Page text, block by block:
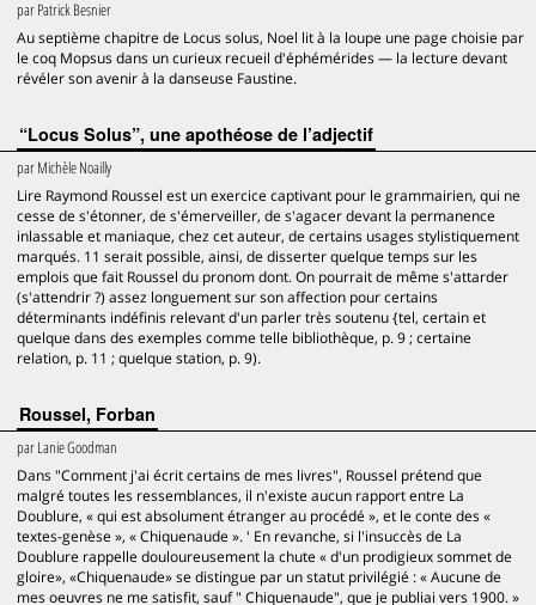
parPatrick Besnier
Au septième chapitre de Locus solus, Noel lit à la loupe une page choisie par
le coq Mopsus dans un curieux recueil d'éphémérides — la lecture devant
révéler son avenir à la danseuse Faustine.
“Locus Solus”, une apothéose de l’adjectif
parMichèle Noailly
Lire Raymond Roussel est un exercice captivant pour le grammairien, qui ne
cesse de s'étonner, de s'émerveiller, de s'agacer devant la permanence
inlassable et maniaque, chez cet auteur, de certains usages stylistiquement
marqués. 11 serait possible, ainsi, de disserter quelque temps sur les
emplois que fait Roussel du pronom dont. On pourrait de même s'attarder
(s'attendrir ?) assez longuement sur son affection pour certains
déterminants indéfinis relevant d'un parler très soutenu {tel, certain et
quelque dans des exemples comme telle bibliothèque, p. 9 ; certaine
relation, p. 11 ; quelque station, p. 9).
Roussel, Forban
parLanie Goodman
Dans "Comment j'ai écrit certains de mes livres", Roussel prétend que
malgré toutes les ressemblances, il n'existe aucun rapport entre La
Doublure, « qui est absolument étranger au procédé », et le conte des «
textes-genèse », « Chiquenaude ». ' En revanche, si l'insuccès de La
Doublure rappelle douloureusement la chute « d'un prodigieux sommet de
gloire», «Chiquenaude» se distingue par un statut privilégié : « Aucune de
mes oeuvres ne me satisfit, sauf " Chiquenaude", que je publiai vers 1900. »